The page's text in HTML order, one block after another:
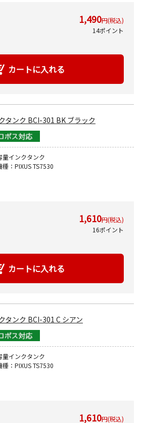
1,490円(税込)
14ポイント
タンク BCI-301 BK ブラック
量インクタンク
種：PIXUS TS7530
1,610円(税込)
16ポイント
タンク BCI-301 C シアン
量インクタンク
種：PIXUS TS7530
1,610円(税込)